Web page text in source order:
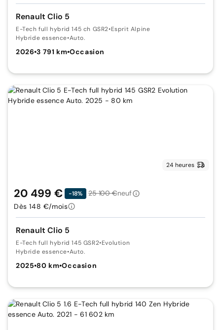
Renault Clio 5
E-Tech full hybrid 145 ch GSR2•Esprit Alpine
Hybride essence•Auto.
2026•3 791 km•Occasion
24 heures
Renault Clio 5
E-Tech full hybrid 145 GSR2•Evolution
Hybride essence•Auto.
2025•80 km•Occasion
20 499 € -18% 25 100 €neuf
Dès 148 €/mois